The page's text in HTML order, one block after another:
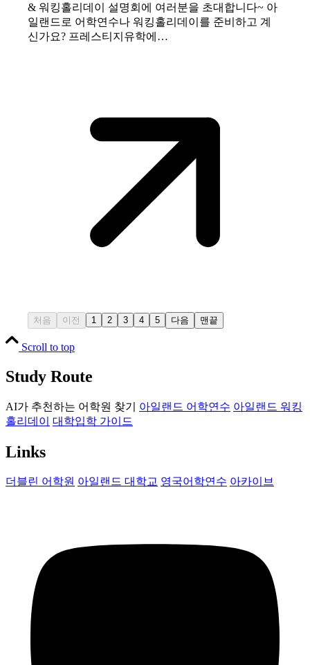
& 워킹홀리데이 설명회에 여러분을 초대합니다~ 아
일랜드로 어학연수나 워킹홀리데이를 준비하고 계
신가요? 프레스티지유학에…
처음 이전 1 2 3 4 5 다음 맨끝
Scroll to top
Study Route
AI가 추천하는 어학원 찾기 아일랜드 어학연수 아일랜드 워킹
홀리데이
대학입학 가이드
Links
더블린 어학원 아일랜드 대학교 영국어학연수 아카이브